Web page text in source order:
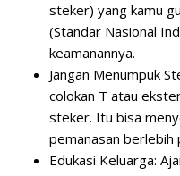
steker) yang kamu
(Standar Nasional
keamanannya.
Jangan Menumpuk
colokan T atau
steker. Itu bisa
pemanasan berlebih
Edukasi Keluarga: